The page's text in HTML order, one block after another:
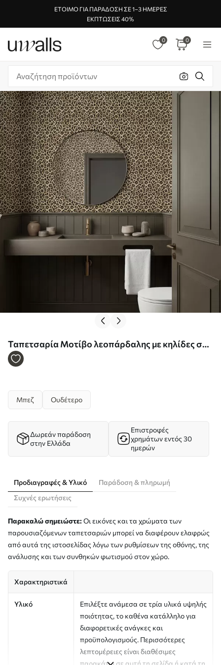
ΈΤΟΙΜΟ ΓΙΑ ΠΑΡΆΔΟΣΗ ΣΕ 1–3 ΗΜΈΡΕΣ
ΕΚΠΤΏΣΕΙΣ 40%
0 0
Ταπετσαρία Μοτίβο λεοπάρδαλης με κηλίδες σε
ανοιχτόχρωμο φόντο Nr. a01151
Μπεζ Ουδέτερο
Δωρεάν παράδοση
στην Ελλάδα
Επιστροφές
χρημάτων εντός 30
ημερών
Προδιαγραφές & Υλικό
Παράδοση & πληρωμή
Συχνές ερωτήσεις
Παρακαλώ σημειώστε: Οι εικόνες και τα χρώματα των
παρουσιαζόμενων ταπετσαριών μπορεί να διαφέρουν ελαφρώς
από αυτά της ιστοσελίδας λόγω των ρυθμίσεων της οθόνης, της
ανάλυσης και των συνθηκών φωτισμού στον χώρο.
Χαρακτηριστικά
Υλικό
Επιλέξτε ανάμεσα σε τρία υλικά υψηλής
ποιότητας, το καθένα κατάλληλο για
διαφορετικές ανάγκες και
προϋπολογισμούς. Περισσότερες
λεπτομέρειες είναι διαθέσιμες
παρακάτω σε αυτή τη σελίδα ή κατά τη